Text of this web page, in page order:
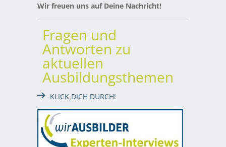
Wir freuen uns auf Deine Nachricht!
Fragen und
Antworten zu
aktuellen
Ausbildungsthemen
KLICK DICH DURCH!